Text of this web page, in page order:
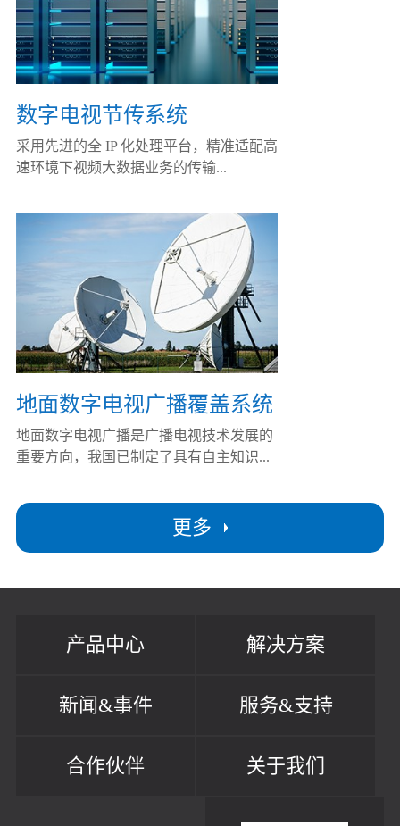
更多
数字电视节传系统
采用先进的全 IP 化处理平台，精准适配高
速环境下视频大数据业务的传输...
地面数字电视广播覆盖系统
地面数字电视广播是广播电视技术发展的
重要方向，我国已制定了具有自主知识...
产品中心 解决方案
新闻&事件 服务&支持
合作伙伴 关于我们